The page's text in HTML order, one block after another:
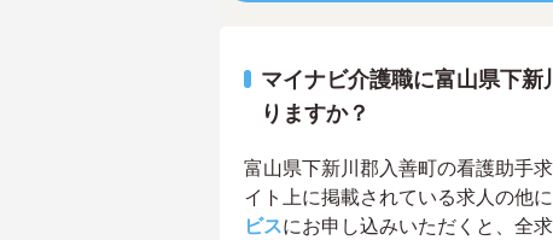
マイナビ介護職に富山県下
りますか？
富山県下新川郡入善町の看護助手
イト上に掲載されている求人の他
ビスにお申し込みいただくと、全